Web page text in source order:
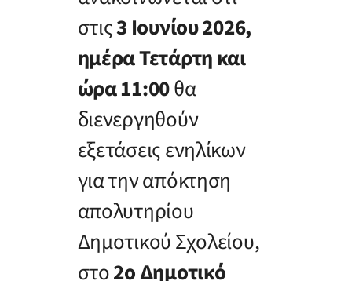
στις3 Ιουνίου 2026,
ημέρα Τετάρτη και
ώρα 11:00θα
διενεργηθούν
εξετάσεις ενηλίκων
για την απόκτηση
απολυτηρίου
Δημοτικού Σχολείου,
στο2οΔημοτικό